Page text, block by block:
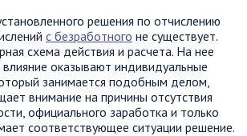
решения по отчислению
с безработного не существует.
схема действия и расчета. На нее
оказывают индивидуальные
занимается подобным делом,
внимание на причины отсутствия
официального заработка и только
соответствующее ситуации решение.